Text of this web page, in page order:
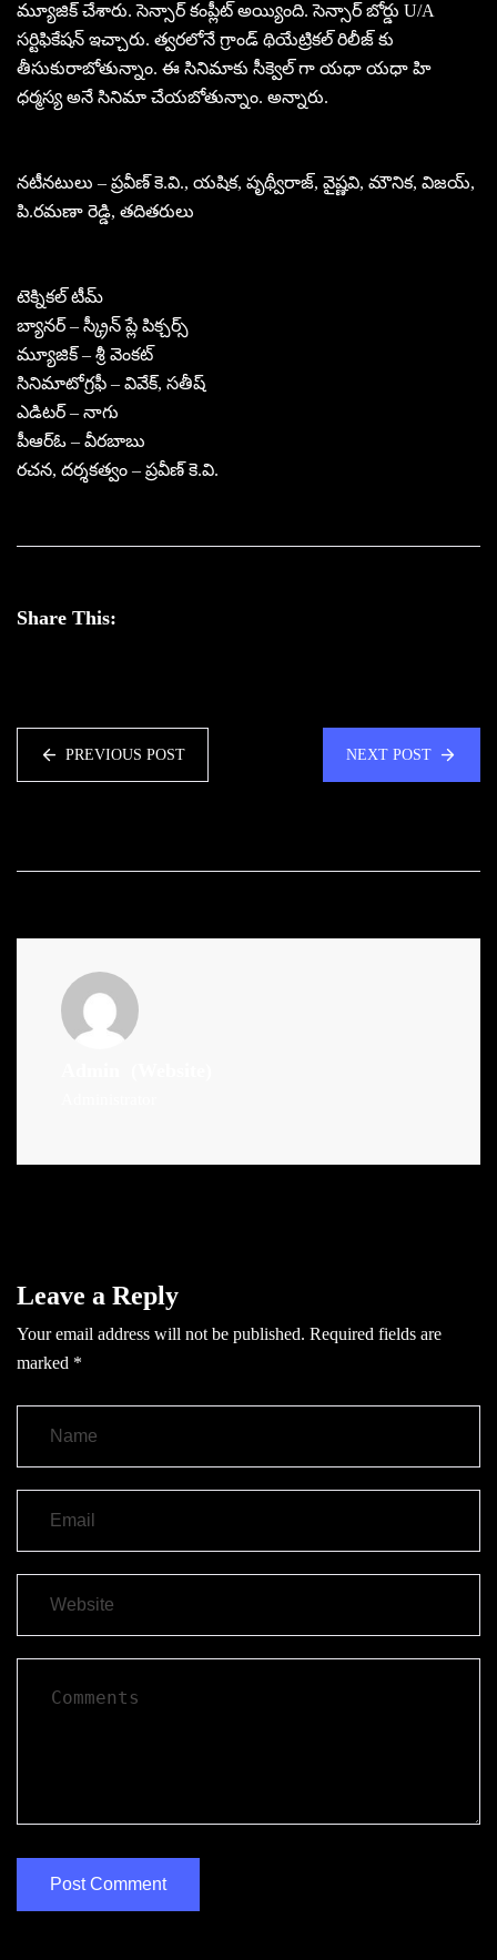
మ్యూజిక్ చేశారు. సెన్సార్ కంప్లీట్ అయ్యింది. సెన్సార్ బోర్డు U/A
సర్టిఫికేషన్ ఇచ్చారు. త్వరలోనే గ్రాండ్ థియేట్రికల్ రిలీజ్ కు
తీసుకురాబోతున్నాం. ఈ సినిమాకు సీక్వెల్ గా యధా యధా హి
ధర్మస్య అనే సినిమా చేయబోతున్నాం. అన్నారు.
నటీనటులు – ప్రవీణ్ కె.వి., యషిక, పృథ్వీరాజ్, వైష్ణవి, మౌనిక, విజయ్,
పి.రమణా రెడ్డి, తదితరులు
టెక్నికల్ టీమ్
బ్యానర్ – స్క్రీన్ ప్లే పిక్చర్స్
మ్యూజిక్ – శ్రీ వెంకట్
సినిమాటోగ్రఫీ – వివేక్, సతీష్
ఎడిటర్ – నాగు
పీఆర్ఓ – వీరబాబు
రచన, దర్శకత్వం – ప్రవీణ్ కె.వి.
Share This:
PREVIOUS POST NEXT POST
Leave a Reply
Your email address will not be published. Required fields are
marked *